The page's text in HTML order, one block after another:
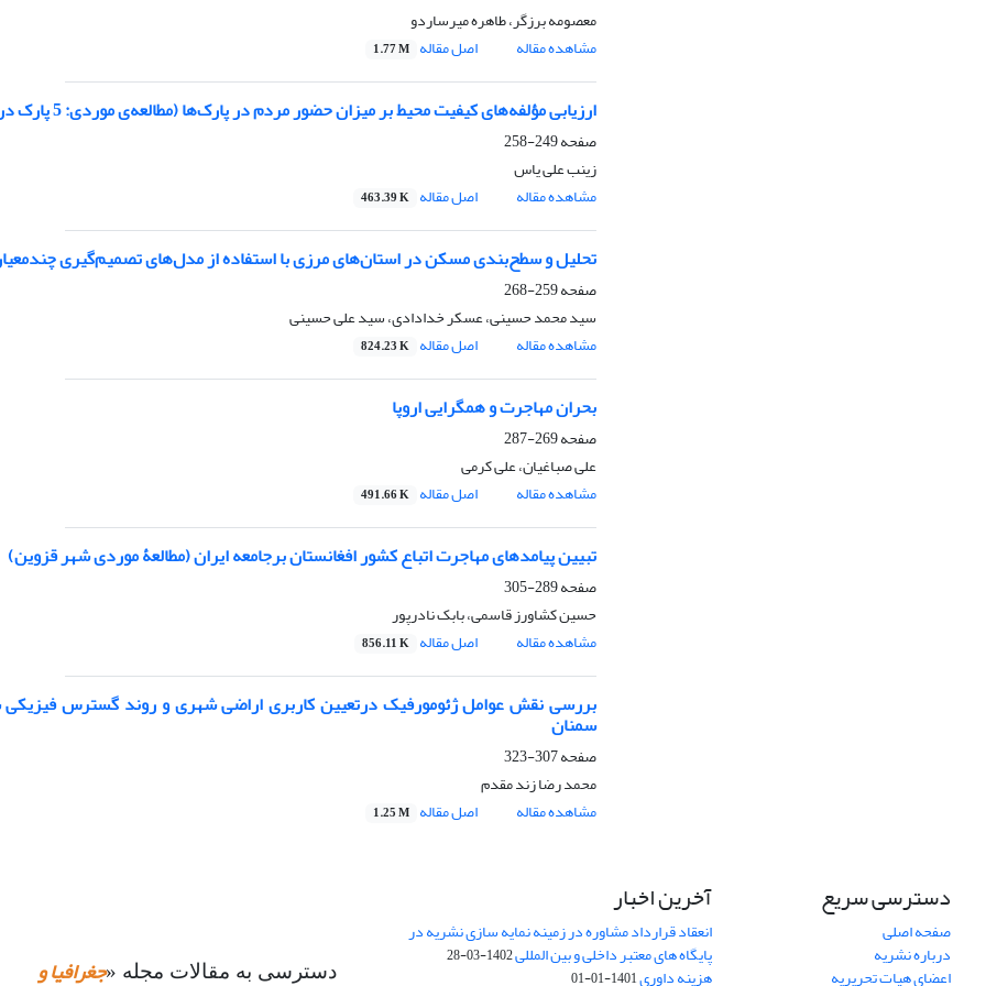
معصومه برزگر، طاهره میرساردو
مشاهده مقاله
اصل مقاله 1.77 M
ارزیابی مؤلفه‌های کیفیت محیط بر میزان حضور مردم در پارک‌ها (مطالعه‌ی موردی: 5 پارک در مقیاس‌های مختلف در شهر بندرعباس)
صفحه249-258
زینب علی یاس
مشاهده مقاله
اصل مقاله 463.39 K
تحلیل و سطح‌بندی مسکن در استان‌های مرزی با استفاده از مدل‌های تصمیم‌گیری
صفحه259-268
سید محمد حسینی، عسکر خدادادی، سید علی حسینی
مشاهده مقاله
اصل مقاله 824.23 K
بحران مهاجرت و همگرایی اروپا
صفحه269-287
علی صباغیان، علی کرمی
مشاهده مقاله
اصل مقاله 491.66 K
تبیین پیامدهای مهاجرت اتباع کشور افغانستان برجامعه ایران (مطالعۀ موردی شهر قزوین)
صفحه289-305
حسین کشاورز قاسمی، بابک نادرپور
مشاهده مقاله
اصل مقاله 856.11 K
سمنان
صفحه307-323
محمد رضا زند مقدم
مشاهده مقاله
اصل مقاله 1.25 M
دسترسی سریع
صفحه اصلی
درباره نشریه
اعضای هیات تحریریه
آخرین اخبار
انعقاد قرارداد مشاوره در زمینه نمایه سازی نشریه در
پایگاه های معتبر داخلی و بین المللی1402-03-28
هزینه داوری1401-01-01 دسترسی به مقالات مجله «جغرافیا و